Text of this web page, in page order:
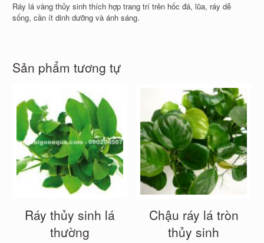
Ráy lá vàng thủy sinh thích hợp trang trí trên hốc đá, lũa, ráy dễ
sống, cần ít dinh dưỡng và ánh sáng.
Sản phẩm tương tự
Ráy thủy sinh lá
thường
Chậu ráy lá tròn
thủy sinh